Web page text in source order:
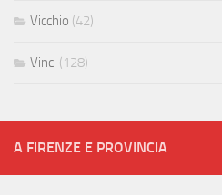
Vicchio (42)
Vinci (128)
A FIRENZE E PROVINCIA